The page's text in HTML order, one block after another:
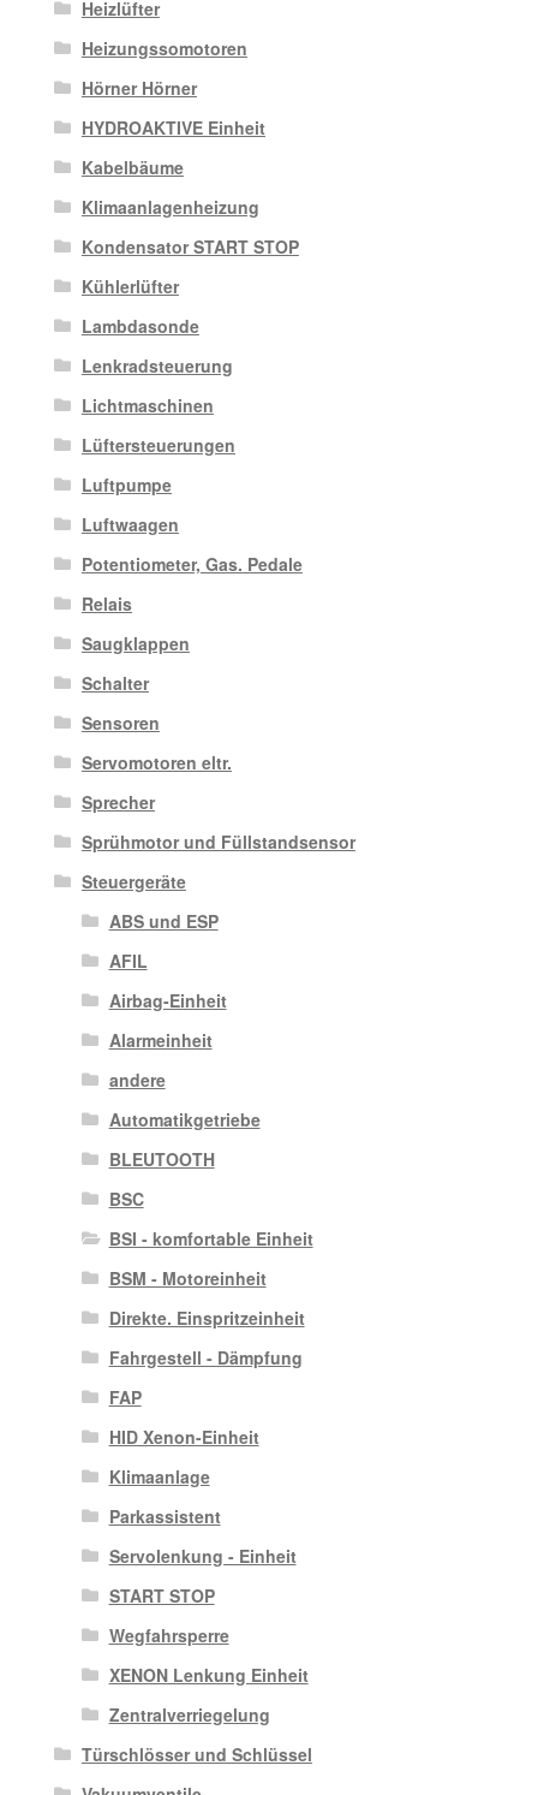
Heizlüfter
Heizungssomotoren
Hörner Hörner
HYDROAKTIVE Einheit
Kabelbäume
Klimaanlagenheizung
Kondensator START STOP
Kühlerlüfter
Lambdasonde
Lenkradsteuerung
Lichtmaschinen
Lüftersteuerungen
Luftpumpe
Luftwaagen
Potentiometer, Gas. Pedale
Relais
Saugklappen
Schalter
Sensoren
Servomotoren eltr.
Sprecher
Sprühmotor und Füllstandsensor
Steuergeräte
ABS und ESP
AFIL
Airbag-Einheit
Alarmeinheit
andere
Automatikgetriebe
BLEUTOOTH
BSC
BSI - komfortable Einheit
BSM - Motoreinheit
Direkte. Einspritzeinheit
Fahrgestell - Dämpfung
FAP
HID Xenon-Einheit
Klimaanlage
Parkassistent
Servolenkung - Einheit
START STOP
Wegfahrsperre
XENON Lenkung Einheit
Zentralverriegelung
Türschlösser und Schlüssel